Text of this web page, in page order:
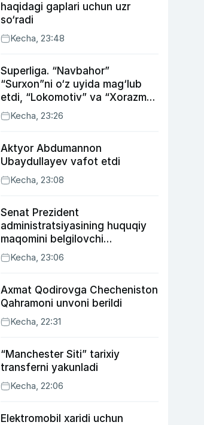
haqidagi gaplari uchun uzr
so‘radi
Kecha, 23:48
Superliga. “Navbahor”
“Surxon”ni o‘z uyida mag‘lub
etdi, “Lokomotiv” va “Xorazm”
uyda g‘alaba qozondi
Kecha, 23:26
Aktyor Abdu­mannon
Ubaydullayev vafot etdi
Kecha, 23:08
Senat Prezident
administratsiyasining huquqiy
maqomini belgilovchi
konstitutsiyaviy qonunni
ma’qulladi
Kecha, 23:06
Axmat Qodirovga Checheniston
Qahramoni unvoni berildi
Kecha, 22:31
“Manchester Siti” tarixiy
transferni yakunladi
Kecha, 22:06
Elektromobil xaridi uchun